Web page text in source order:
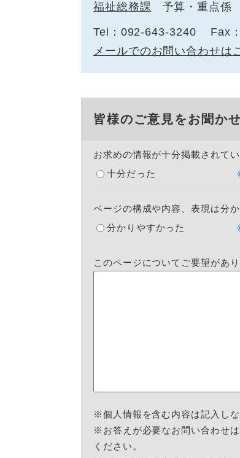
福祉総務課 予算・重点係
Tel：092-643-3240
Fax
メールでのお問い合わせは
皆様のご意見をお聞か
お求めの情報が十分掲載されて
十分だった
ページの構成や内容、表現は分
分かりやすかった
このページについてご要望があ
※個人情報を含む内容は記入しな
※お答えが必要なお問い合わせ
ください。